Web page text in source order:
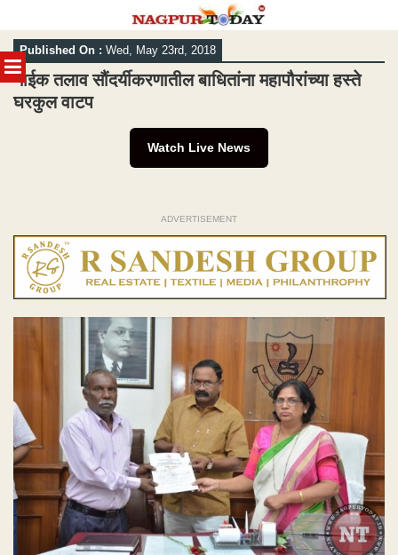
MENU
Skip
to
content
Published On : Wed, May 23rd, 2018
नाईक तलाव सौंदर्यीकरणातील बाधितांना महापौरांच्या हस्ते
घरकुल वाटप
Watch Live News
ADVERTISEMENT